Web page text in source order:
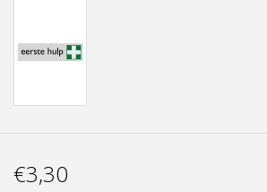
Portfolio
kleuren en lettertypes
€3,30